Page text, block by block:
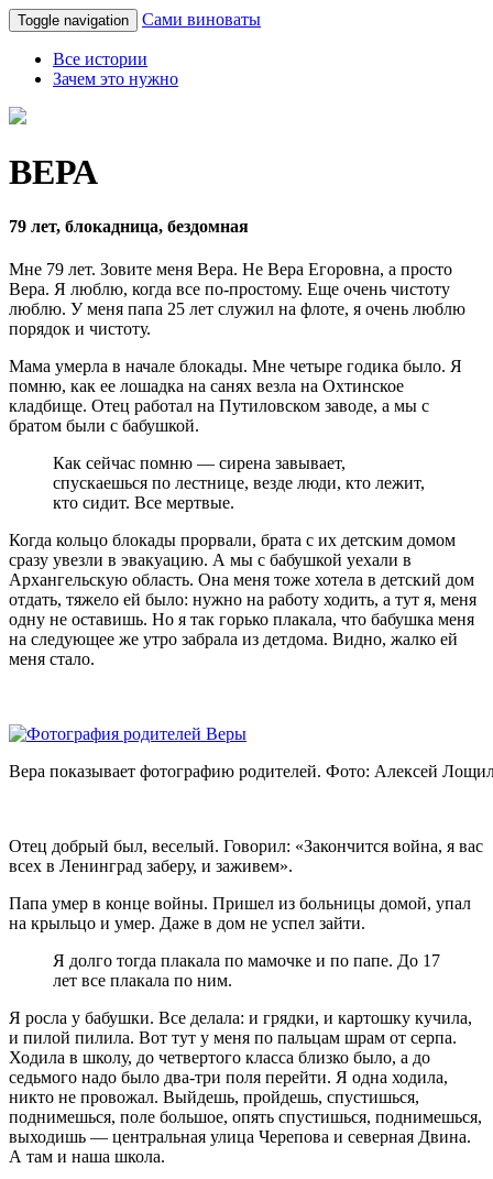
Toggle navigation Сами виноваты
Все истории
Зачем это нужно
ВЕРА
79 лет, блокадница, бездомная
Мне 79 лет. Зовите меня Вера. Не Вера Егоровна, а просто
Вера. Я люблю, когда все по-простому. Еще очень чистоту
люблю. У меня папа 25 лет служил на флоте, я очень люблю
порядок и чистоту.
Мама умерла в начале блокады. Мне четыре годика было. Я
помню, как ее лошадка на санях везла на Охтинское
кладбище. Отец работал на Путиловском заводе, а мы с
братом были с бабушкой.
Как сейчас помню — сирена завывает,
спускаешься по лестнице, везде люди, кто лежит,
кто сидит. Все мертвые.
Когда кольцо блокады прорвали, брата с их детским домом
сразу увезли в эвакуацию. А мы с бабушкой уехали в
Архангельскую область. Она меня тоже хотела в детский дом
отдать, тяжело ей было: нужно на работу ходить, а тут я, меня
одну не оставишь. Но я так горько плакала, что бабушка меня
на следующее же утро забрала из детдома. Видно, жалко ей
меня стало.
Вера показывает фотографию родителей. Фото: Алексей
Отец добрый был, веселый. Говорил: «Закончится война, я вас
всех в Ленинград заберу, и заживем».
Папа умер в конце войны. Пришел из больницы домой, упал
на крыльцо и умер. Даже в дом не успел зайти.
Я долго тогда плакала по мамочке и по папе. До 17
лет все плакала по ним.
Я росла у бабушки. Все делала: и грядки, и картошку кучила,
и пилой пилила. Вот тут у меня по пальцам шрам от серпа.
Ходила в школу, до четвертого класса близко было, а до
седьмого надо было два-три поля перейти. Я одна ходила,
никто не провожал. Выйдешь, пройдешь, спустишься,
поднимешься, поле большое, опять спустишься, поднимешься,
выходишь — центральная улица Черепова и северная Двина.
А там и наша школа.